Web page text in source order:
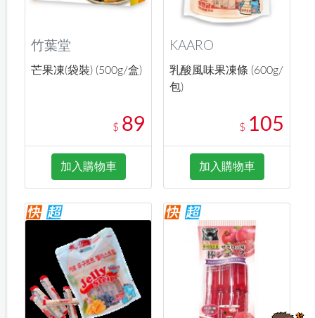
竹葉堂
芒果凍(袋裝) (500g/盒)
$ 89
加入購物車
KAARO
乳酸風味果凍條 (600g/
包)
$ 105
加入購物車